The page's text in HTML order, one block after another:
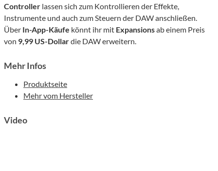
Controller lassen sich zum Kontrollieren der Effekte,
Instrumente und auch zum Steuern der DAW anschließen.
Über In-App-Käufe könnt ihr mit Expansionsab einem Preis
von 9,99 US-Dollardie DAW erweitern.
Mehr Infos
Produktseite
Mehr vom Hersteller
Video